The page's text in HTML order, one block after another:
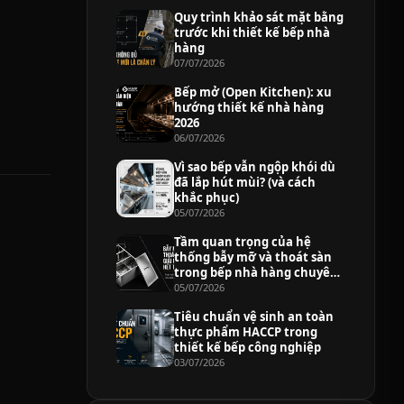
Quy trình khảo sát mặt bằng
trước khi thiết kế bếp nhà
hàng
07/07/2026
Bếp mở (Open Kitchen): xu
hướng thiết kế nhà hàng
2026
06/07/2026
Vì sao bếp vẫn ngộp khói dù
đã lắp hút mùi? (và cách
khắc phục)
05/07/2026
Tầm quan trọng của hệ
thống bẫy mỡ và thoát sàn
trong bếp nhà hàng chuyên
nghiệp
05/07/2026
Tiêu chuẩn vệ sinh an toàn
thực phẩm HACCP trong
thiết kế bếp công nghiệp
03/07/2026